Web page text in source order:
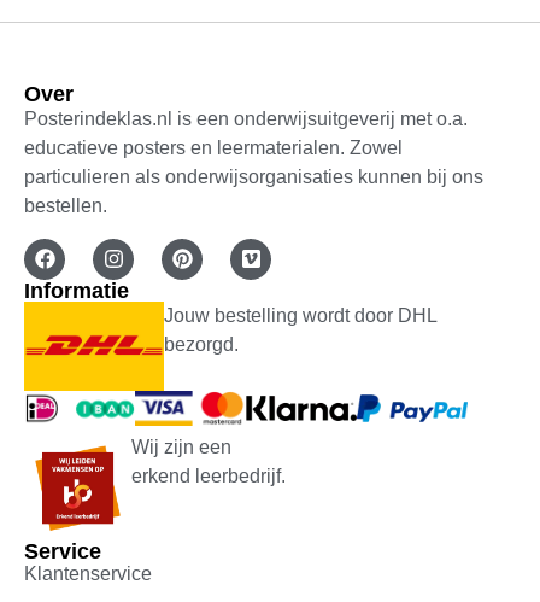
Over
Posterindeklas.nl is een onderwijsuitgeverij met o.a.
educatieve posters en leermaterialen. Zowel
particulieren als onderwijsorganisaties kunnen bij ons
bestellen.
Informatie
Jouw bestelling wordt door DHL
bezorgd.
Wij zijn een
erkend leerbedrijf.
Service
Klantenservice